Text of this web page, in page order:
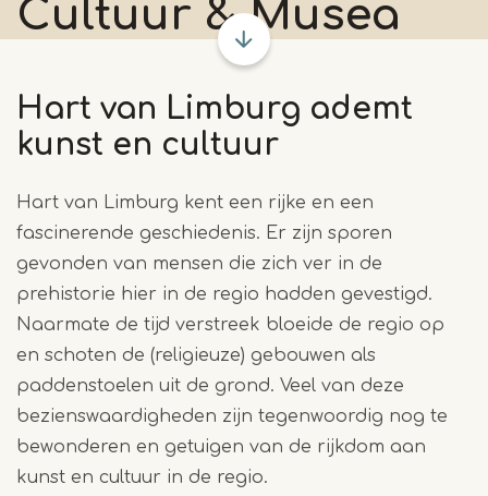
Cultuur & Musea
Hart van Limburg ademt
kunst en cultuur
Hart van Limburg kent een rijke en een
fascinerende geschiedenis. Er zijn sporen
gevonden van mensen die zich ver in de
prehistorie hier in de regio hadden gevestigd.
Naarmate de tijd verstreek bloeide de regio op
en schoten de (religieuze) gebouwen als
paddenstoelen uit de grond. Veel van deze
bezienswaardigheden zijn tegenwoordig nog te
bewonderen en getuigen van de rijkdom aan
kunst en cultuur in de regio.